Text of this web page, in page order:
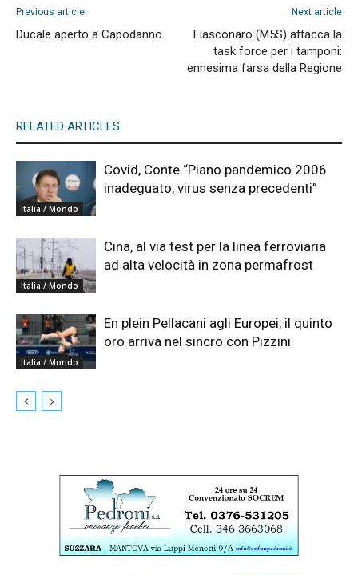
Previous article
Ducale aperto a Capodanno
Next article
Fiasconaro (M5S) attacca la
task force per i tamponi:
ennesima farsa della Regione
RELATED ARTICLES
Italia / Mondo
Covid, Conte “Piano pandemico 2006
inadeguato, virus senza precedenti”
Italia / Mondo
Cina, al via test per la linea ferroviaria
ad alta velocità in zona permafrost
Italia / Mondo
En plein Pellacani agli Europei, il quinto
oro arriva nel sincro con Pizzini